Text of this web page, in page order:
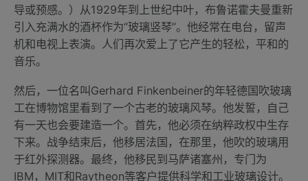
导或预感。）从1929年到上世纪中叶，布鲁诺霍夫曼重新
引入充满水的酒杯作为“玻璃竖琴”。他经常在电台，留声
机和电视上表演。人们再次爱上了它产生的轻松，平和的
音乐。
然后，一位名叫Gerhard Finkenbeiner的年轻德国吹玻璃
工在博物馆里看到了一个古老的玻璃风琴。他发誓，自己
有一天也会要建造一个。首先，他必须在纳粹政权中生存
下来。战争结束后，他移居法国，在那里，他吹的玻璃用
于红外探测器。最终，他移民到马萨诸塞州，专门为
IBM，MIT和Raytheon等客户提供科学和工业玻璃设计。